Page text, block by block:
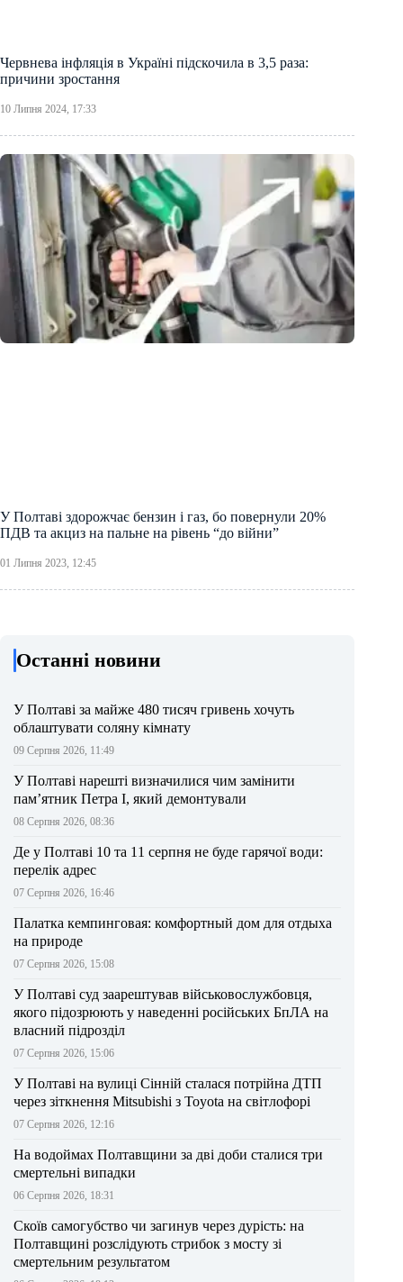
Червнева інфляція в Україні підскочила в 3,5 раза:
причини зростання
10 Липня 2024, 17:33
У Полтаві здорожчає бензин і газ, бо повернули 20%
ПДВ та акциз на пальне на рівень “до війни”
01 Липня 2023, 12:45
Останні новини
У Полтаві за майже 480 тисяч гривень хочуть
облаштувати соляну кімнату
09 Серпня 2026, 11:49
У Полтаві нарешті визначилися чим замінити
пам’ятник Петра І, який демонтували
08 Серпня 2026, 08:36
Де у Полтаві 10 та 11 серпня не буде гарячої води:
перелік адрес
07 Серпня 2026, 16:46
Палатка кемпинговая: комфортный дом для отдыха
на природе
07 Серпня 2026, 15:08
У Полтаві суд заарештував військовослужбовця,
якого підозрюють у наведенні російських БпЛА на
власний підрозділ
07 Серпня 2026, 15:06
У Полтаві на вулиці Сінній сталася потрійна ДТП
через зіткнення Mitsubishi з Toyota на світлофорі
07 Серпня 2026, 12:16
На водоймах Полтавщини за дві доби сталися три
смертельні випадки
06 Серпня 2026, 18:31
Скоїв самогубство чи загинув через дурість: на
Полтавщині розслідують стрибок з мосту зі
смертельним результатом